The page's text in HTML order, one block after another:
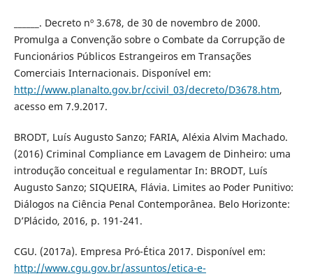
______. Decreto nº 3.678, de 30 de novembro de 2000.
Promulga a Convenção sobre o Combate da Corrupção de
Funcionários Públicos Estrangeiros em Transações
Comerciais Internacionais. Disponível em:
http://www.planalto.gov.br/ccivil_03/decreto/D3678.htm,
acesso em 7.9.2017.
BRODT, Luís Augusto Sanzo; FARIA, Aléxia Alvim Machado.
(2016) Criminal Compliance em Lavagem de Dinheiro: uma
introdução conceitual e regulamentar In: BRODT, Luís
Augusto Sanzo; SIQUEIRA, Flávia. Limites ao Poder Punitivo:
Diálogos na Ciência Penal Contemporânea. Belo Horizonte:
D’Plácido, 2016, p. 191-241.
CGU. (2017a). Empresa Pró-Ética 2017. Disponível em:
http://www.cgu.gov.br/assuntos/etica-e-